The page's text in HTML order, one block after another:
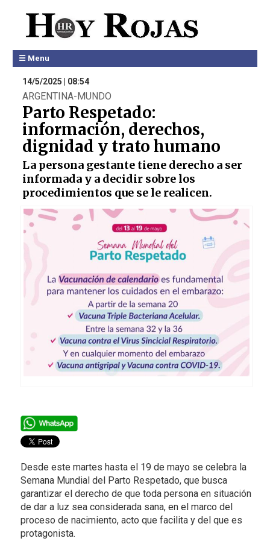
☰ Menu
14/5/2025 | 08:54
ARGENTINA-MUNDO
Parto Respetado:
información, derechos,
dignidad y trato humano
La persona gestante tiene derecho a ser
informada y a decidir sobre los
procedimientos que se le realicen.
Desde este martes hasta el 19 de mayo se celebra la
Semana Mundial del Parto Respetado, que busca
garantizar el derecho de que toda persona en situación
de dar a luz sea considerada sana, en el marco del
proceso de nacimiento, acto que facilita y del que es
protagonista.